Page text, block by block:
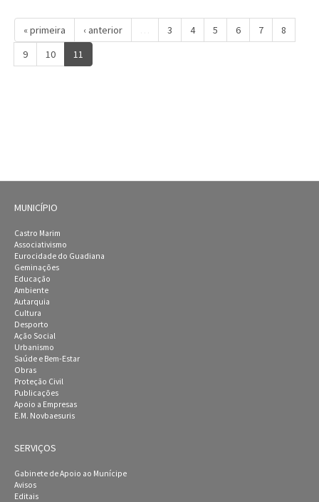
« primeira ‹ anterior 3 4 5 6 7
8
9
10 11
MUNICÍPIO
Castro Marim
Associativismo
Eurocidade do Guadiana
Geminações
Educação
Ambiente
Autarquia
Cultura
Desporto
Ação Social
Urbanismo
Saúde e Bem-Estar
Obras
Proteção Civil
Publicações
Apoio a Empresas
E.M. Novbaesuris
SERVIÇOS
Gabinete de Apoio ao Munícipe
Avisos
Editais